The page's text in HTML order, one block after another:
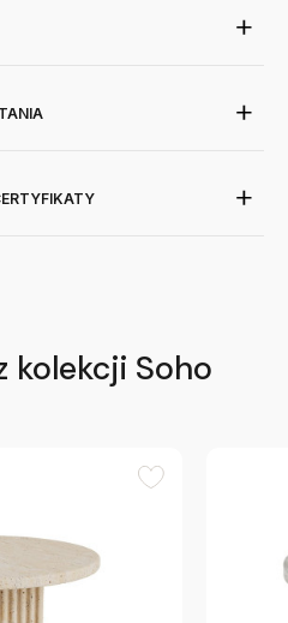
kolekcji Soho